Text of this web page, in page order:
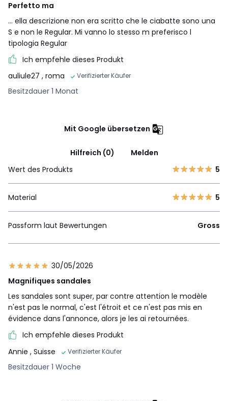
Perfetto ma
... ella descrizione non era scritto che le ciabatte sono una
S e non le Regular. Mi vanno lo stesso m preferisco l
tipologia Regular
Ich empfehle dieses Produkt
auliule27 , roma Verifizierter Käufer
Besitzdauer 1 Monat
Mit Google übersetzen
Hilfreich (0)
Melden
Wert des Produkts
5
Material 5
Passform laut Bewertungen Gross
30/05/2026
Magnifiques sandales
Les sandales sont super, par contre attention le modèle
n'est pas le normal, c'est l'étroit et ce n'est pas mis en
évidence dans l'annonce, alors je les ai retournées.
Ich empfehle dieses Produkt
Annie , Suisse Verifizierter Käufer
Besitzdauer 1 Woche